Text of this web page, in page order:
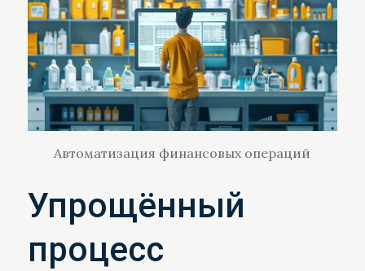
Автоматизация финансовых операций
Упрощённый
процесс